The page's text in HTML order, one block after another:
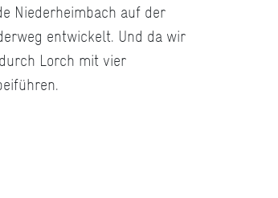
Niederheimbach auf der
entwickelt. Und da wir
Lorch mit vier